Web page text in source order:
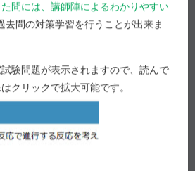
問には、講師陣によるわかりやすい
去問の対策学習を行うことが出来ま
験問題が表示されますので、読んで
クリックで拡大可能です。
問 35 正答率 :82.0%
ゼを選択的に阻害するのはどれ